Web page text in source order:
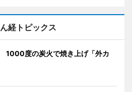
経トピックス
1000度の炭火で焼き上げ「外カ